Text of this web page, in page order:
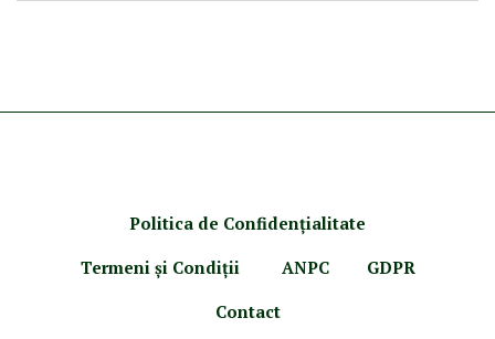
Politica de Confidenţialitate
Termeni şi Condiţii
ANPC
GDPR
Contact